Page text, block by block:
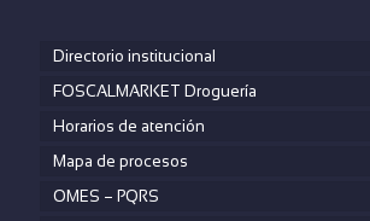
Directorio institucional
FOSCALMARKET Droguería
Horarios de atención
Mapa de procesos
OMES – PQRS